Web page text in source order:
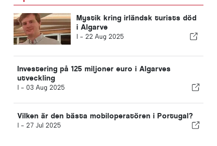
Mystik kring irländsk turists död
i Algarve
I - 22 Aug 2025
Investering på 125 miljoner euro i Algarves
utveckling
I - 03 Aug 2025
Vilken är den bästa mobiloperatören i Portugal?
I - 27 Jul 2025